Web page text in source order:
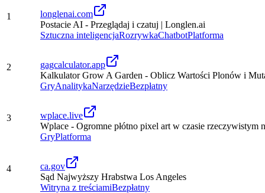
1
longlenai.com
Postacie AI - Przeglądaj i czatuj | Longlen.ai
Sztuczna inteligencjaRozrywkaChatbotPlatforma
2
gagcalculator.app
Kalkulator Grow A Garden - Oblicz Wartości Plonów i
GryAnalitykaNarzędzieBezpłatny
3
wplace.live
Wplace - Ogromne płótno pixel art w czasie rzeczywistym
GryPlatforma
4
ca.gov
Sąd Najwyższy Hrabstwa Los Angeles
Witryna z treściamiBezpłatny